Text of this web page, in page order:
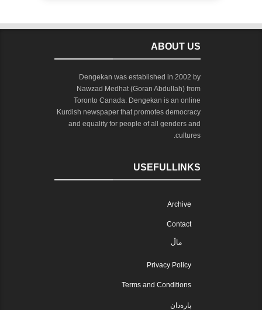
ABOUT US
Dengekan was established in 2002 by
Nawzad Medhat (Goran Abdullah) from
Toronto Canada. Dengekan is an online
Kurdish newspaper that promotes democracy
and equality for people of all genders and
cultures.
USEFULLINKS
Archive
Contact
ماڵ
Privacy Policy
Terms and Conditions
پارەدان